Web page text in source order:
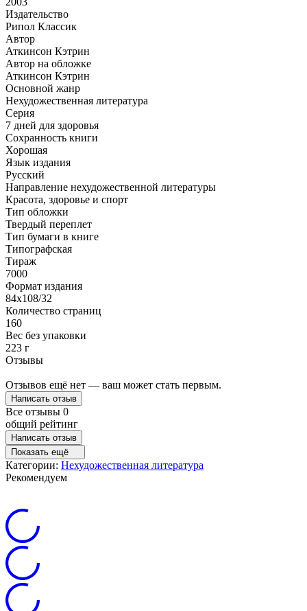
Издательство
Рипол Классик
Автор
Аткинсон Кэтрин
Автор на обложке
Аткинсон Кэтрин
Основной жанр
Нехудожественная литература
Серия
7 дней для здоровья
Сохранность книги
Хорошая
Язык издания
Русский
Направление нехудожественной литературы
Красота, здоровье и спорт
Тип обложки
Твердый переплет
Тип бумаги в книге
Типографская
Тираж
7000
Формат издания
84x108/32
Количество страниц
160
Вес без упаковки
223 г
Отзывы
Отзывов ещё нет — ваш может стать первым.
Написать отзыв
Все отзывы 0
общий рейтинг
Написать отзыв
Показать ещё
Категории: Нехудожественная литература
Рекомендуем